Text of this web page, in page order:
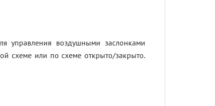
управления воздушными заслонками
схеме или по схеме открыто/закрыто.